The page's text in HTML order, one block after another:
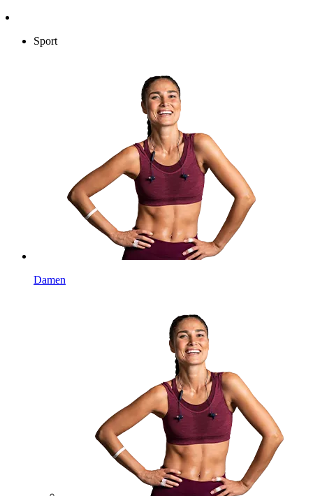
Sport
Damen